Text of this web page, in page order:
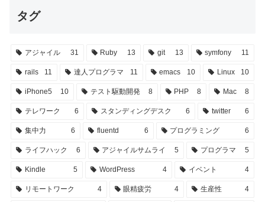
タグ
アジャイル 31 Ruby 13 git 13 symfony 11
rails 11 達人プログラマ 11 emacs 10 Linux 10
iPhone5 10 テスト駆動開発 8 PHP 8 Mac 8
テレワーク 6 スタンディングデスク 6 twitter 6
集中力 6 fluentd 6 プログラミング 6
ライフハック 6 アジャイルサムライ 5 プログラマ 5
Kindle 5 WordPress 4 イベント 4
リモートワーク 4 眼精疲労 4 生産性 4